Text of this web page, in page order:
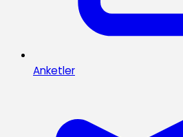
Anketler